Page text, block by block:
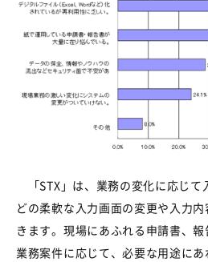
「STX」は、業務の変化に応じて
どの柔軟な入力画面の変更や入力
きます。現場にあふれる申請書、報
業務案件に応じて、必要な用途に